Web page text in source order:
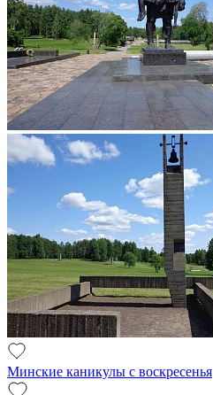
Минские каникулы с воскресенья